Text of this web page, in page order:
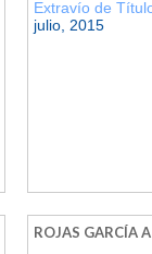
Extravío de
julio, 2015
ROJAS GARCÍA